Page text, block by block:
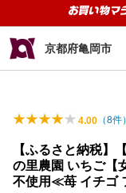
京都府亀岡市
4.00 （8件）
【ふるさと納税】
の里農園 いちご【
不使用≪苺 イチゴ